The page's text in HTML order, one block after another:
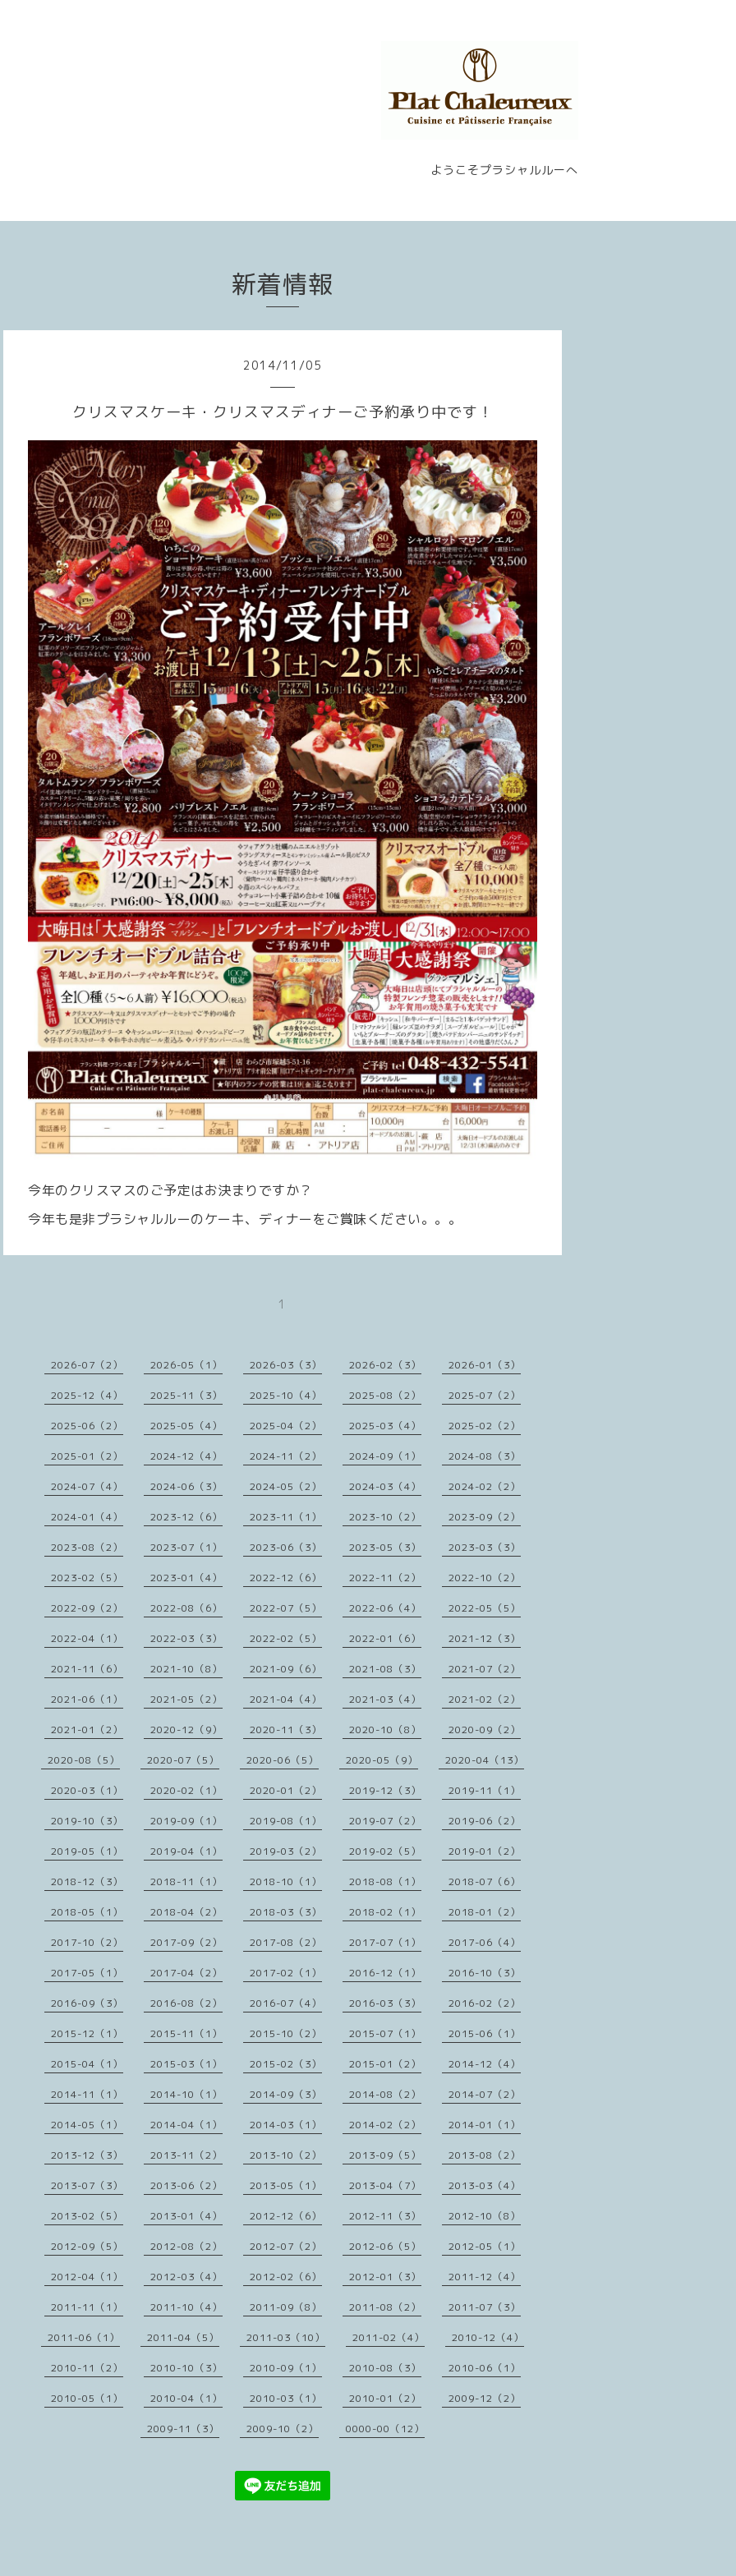
ようこそプラシャルルーへ
新着情報
2014/11 /05
クリスマスケーキ・クリスマスディナーご予約承り中です！
今年のクリスマスのご予定はお決まりですか？
今年も是非プラシャルルーのケーキ、ディナーをご賞味ください。。。
1
2026-07（2） 2026-05（1） 2026-03（3） 2026-02（3） 2026-01（3）
2025-12（4） 2025-11（3） 2025-10（4） 2025-08（2） 2025-07（2）
2025-06（2） 2025-05（4） 2025-04（2） 2025-03（4） 2025-02（2）
2025-01（2） 2024-12（4） 2024-11（2） 2024-09（1） 2024-08（3）
2024-07（4） 2024-06（3） 2024-05（2） 2024-03（4） 2024-02（2）
2024-01（4） 2023-12（6） 2023-11（1） 2023-10（2） 2023-09（2）
2023-08（2） 2023-07（1） 2023-06（3） 2023-05（3） 2023-03（3）
2023-02（5） 2023-01（4） 2022-12（6） 2022-11（2） 2022-10（2）
2022-09（2） 2022-08（6） 2022-07（5） 2022-06（4） 2022-05（5）
2022-04（1） 2022-03（3） 2022-02（5） 2022-01（6） 2021-12（3）
2021-11（6） 2021-10（8） 2021-09（6） 2021-08（3） 2021-07（2）
2021-06（1） 2021-05（2） 2021-04（4） 2021-03（4） 2021-02（2）
2021-01（2） 2020-12（9） 2020-11（3） 2020-10（8） 2020-09（2）
2020-08（5） 2020-07（5） 2020-06（5） 2020-05（9） 2020-04（13）
2020-03（1） 2020-02（1） 2020-01（2） 2019-12（3） 2019-11（1）
2019-10（3） 2019-09（1） 2019-08（1） 2019-07（2） 2019-06（2）
2019-05（1） 2019-04（1） 2019-03（2） 2019-02（5） 2019-01（2）
2018-12（3） 2018-11（1） 2018-10（1） 2018-08（1） 2018-07（6）
2018-05（1） 2018-04（2） 2018-03（3） 2018-02（1） 2018-01（2）
2017-10（2） 2017-09（2） 2017-08（2） 2017-07（1） 2017-06（4）
2017-05（1） 2017-04（2） 2017-02（1） 2016-12（1） 2016-10（3）
2016-09（3） 2016-08（2） 2016-07（4） 2016-03（3） 2016-02（2）
2015-12（1） 2015-11（1） 2015-10（2） 2015-07（1） 2015-06（1）
2015-04（1） 2015-03（1） 2015-02（3） 2015-01（2） 2014-12（4）
2014-11（1） 2014-10（1） 2014-09（3） 2014-08（2） 2014-07（2）
2014-05（1） 2014-04（1） 2014-03（1） 2014-02（2） 2014-01（1）
2013-12（3） 2013-11（2） 2013-10（2） 2013-09（5） 2013-08（2）
2013-07（3） 2013-06（2） 2013-05（1） 2013-04（7） 2013-03（4）
2013-02（5） 2013-01（4） 2012-12（6） 2012-11（3） 2012-10（8）
2012-09（5） 2012-08（2） 2012-07（2） 2012-06（5） 2012-05（1）
2012-04（1） 2012-03（4） 2012-02（6） 2012-01（3） 2011-12（4）
2011-11（1） 2011-10（4） 2011-09（8） 2011-08（2） 2011-07（3）
2011-06（1） 2011-04（5） 2011-03（10） 2011-02（4） 2010-12（4）
2010-11（2） 2010-10（3） 2010-09（1） 2010-08（3） 2010-06（1）
2010-05（1） 2010-04（1） 2010-03（1） 2010-01（2） 2009-12（2）
2009-11（3） 2009-10（2） 0000-00（12）